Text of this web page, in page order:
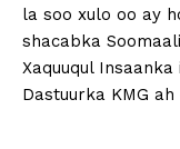
la soo xulo oo ay
shacabka
Xaquuqul
Dastuurka KMG